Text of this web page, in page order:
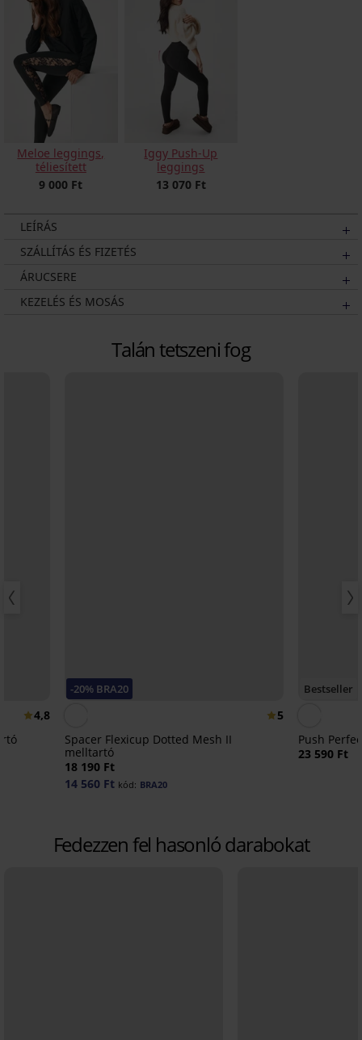
Meloe leggings,
téliesített
9 000 Ft
Iggy Push-Up
leggings
13 070 Ft
LEÍRÁS
SZÁLLÍTÁS ÉS FIZETÉS
ÁRUCSERE
KEZELÉS ÉS MOSÁS
Talán tetszeni fog
4,8
-20% BRA20
5
Spacer Flexicup Dotted Mesh II
melltartó
18 190 Ft
14 560 Ft kód: BRA20
Bestseller
Push
23 590 Ft
Fedezzen fel hasonló darabokat